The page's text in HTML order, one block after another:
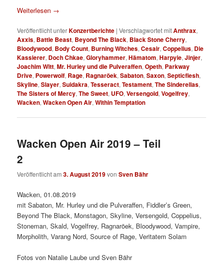
Weiterlesen →
Veröffentlicht unterKonzertberichte |Verschlagwortet mitAnthrax,
Axxis, Battle Beast, Beyond The Black, Black Stone Cherry,
Bloodywood, Body Count, Burning Witches,Cesair,Coppelius, Die
Kassierer, Doch Chkae,Gloryhammer,Hämatom,Harpyie,Jinjer,
Joachim Witt,Mr. Hurley und die Pulveraffen,Opeth, Parkway
Drive, Powerwolf, Rage, Ragnaröek,Sabaton,Saxon,Septicflesh,
Skyline,Slayer,Suidakra,Tesseract,Testament,The Sinderellas,
The Sisters of Mercy,The Sweet, UFO,Versengold,Vogelfrey,
Wacken,Wacken Open Air,Within Temptation
Wacken Open Air 2019 – Teil
2
Veröffentlicht am3. August 2019vonSven Bähr
Wacken, 01.08.2019
mit Sabaton, Mr. Hurley und die Pulveraffen, Fiddler’s Green,
Beyond The Black, Monstagon, Skyline, Versengold, Coppelius,
Stoneman, Skald, Vogelfrey, Ragnaröek, Bloodywood, Vampire,
Morpholith, Varang Nord, Source of Rage, Veritatem Solam
Fotos von Natalie Laube und Sven Bähr